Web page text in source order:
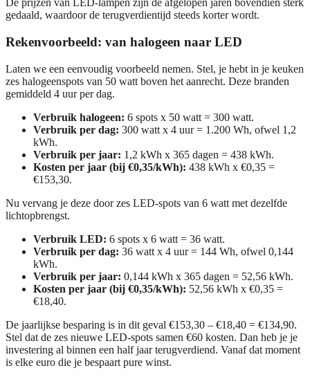
De prijzen van LED-lampen zijn de afgelopen jaren bovendien sterk
gedaald, waardoor de terugverdientijd steeds korter wordt.
Rekenvoorbeeld: van halogeen naar LED
Laten we een eenvoudig voorbeeld nemen. Stel, je hebt in je keuken
zes halogeenspots van 50 watt boven het aanrecht. Deze branden
gemiddeld 4 uur per dag.
Verbruik halogeen: 6 spots x 50 watt = 300 watt.
Verbruik per dag: 300 watt x 4 uur = 1.200 Wh, ofwel 1,2
kWh.
Verbruik per jaar: 1,2 kWh x 365 dagen = 438 kWh.
Kosten per jaar (bij €0,35/kWh): 438 kWh x €0,35 =
€153,30.
Nu vervang je deze door zes LED-spots van 6 watt met dezelfde
lichtopbrengst.
Verbruik LED: 6 spots x 6 watt = 36 watt.
Verbruik per dag: 36 watt x 4 uur = 144 Wh, ofwel 0,144
kWh.
Verbruik per jaar: 0,144 kWh x 365 dagen = 52,56 kWh.
Kosten per jaar (bij €0,35/kWh): 52,56 kWh x €0,35 =
€18,40.
De jaarlijkse besparing is in dit geval €153,30 – €18,40 = €134,90.
Stel dat de zes nieuwe LED-spots samen €60 kosten. Dan heb je je
investering al binnen een half jaar terugverdiend. Vanaf dat moment
is elke euro die je bespaart pure winst.